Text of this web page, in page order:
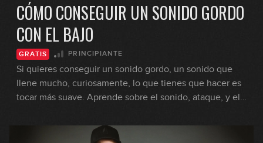
CÓMO CONSEGUIR UN SONIDO GORDO
CON EL BAJO
GRATIS PRINCIPIANTE
Si quieres conseguir un sonido gordo, un sonido que
llene mucho, curiosamente, lo que tienes que hacer es
tocar más suave. Aprende sobre el sonido, ataque, y el